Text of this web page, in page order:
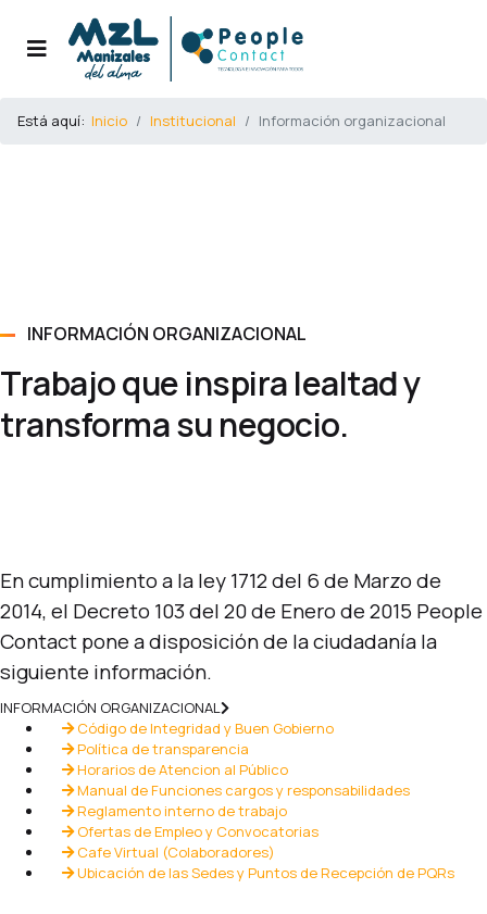
Está aquí: Inicio Institucional Información organizacional
INFORMACIÓN ORGANIZACIONAL
Trabajo que inspira lealtad y
transforma su negocio.
En cumplimiento a la ley 1712 del 6 de Marzo de
2014, el Decreto 103 del 20 de Enero de 2015 People
Contact pone a disposición de la ciudadanía la
siguiente información.
INFORMACIÓN ORGANIZACIONAL
Código de Integridad y Buen Gobierno
Política de transparencia
Horarios de Atencion al Público
Manual de Funciones cargos y responsabilidades
Reglamento interno de trabajo
Ofertas de Empleo y Convocatorias
Cafe Virtual (Colaboradores)
Ubicación de las Sedes y Puntos de Recepción de PQRs